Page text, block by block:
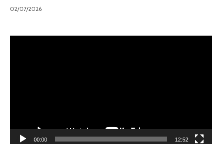
02/07/2026
00:00 12:52